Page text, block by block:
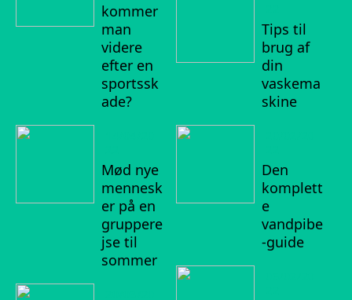
kommer
man
videre
efter en
sportssk
ade?
Mød nye
mennesk
er på en
gruppere
jse til
sommer
Tips til
brug af
din
vaskema
skine
Den
komplett
e
vandpibe
-guide